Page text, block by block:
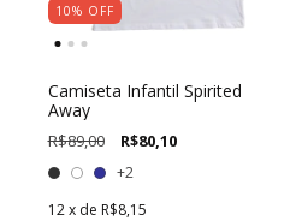
10% OFF
Camiseta Infantil Spirited
Away
R$89,00 R$80,10
+2
12 x de R$8,15